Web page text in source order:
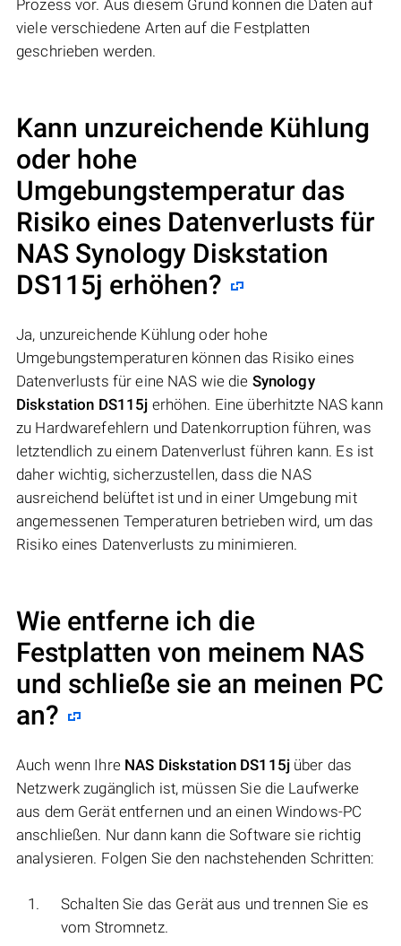
Prozess vor. Aus diesem Grund können die Daten auf
viele verschiedene Arten auf die Festplatten
geschrieben werden.
Kann unzureichende Kühlung
oder hohe
Umgebungstemperatur das
Risiko eines Datenverlusts für
NAS Synology Diskstation
DS115j erhöhen?
Ja, unzureichende Kühlung oder hohe
Umgebungstemperaturen können das Risiko eines
Datenverlusts für eine NAS wie die Synology
Diskstation DS115j erhöhen. Eine überhitzte NAS kann
zu Hardwarefehlern und Datenkorruption führen, was
letztendlich zu einem Datenverlust führen kann. Es ist
daher wichtig, sicherzustellen, dass die NAS
ausreichend belüftet ist und in einer Umgebung mit
angemessenen Temperaturen betrieben wird, um das
Risiko eines Datenverlusts zu minimieren.
Wie entferne ich die
Festplatten von meinem NAS
und schließe sie an meinen PC
an?
Auch wenn Ihre NAS Diskstation DS115jüber das
Netzwerk zugänglich ist, müssen Sie die Laufwerke
aus dem Gerät entfernen und an einen Windows-PC
anschließen. Nur dann kann die Software sie richtig
analysieren. Folgen Sie den nachstehenden Schritten:
Schalten Sie das Gerät aus und trennen Sie es
vom Stromnetz.